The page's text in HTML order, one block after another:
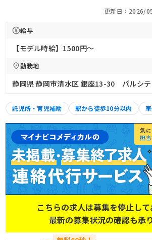
更新日：2026/
給与
【モデル時給】1500円〜
勤務地
静岡県 静岡市清水区 銀座13-30 パルシ
託児所・育児補助 駅から徒歩10分以内
こちらの求人は募集を停止して
最新の募集状況の確認も承り